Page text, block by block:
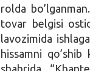
rolda
tovar belgisi
lavozimida
hissamni
shahrida